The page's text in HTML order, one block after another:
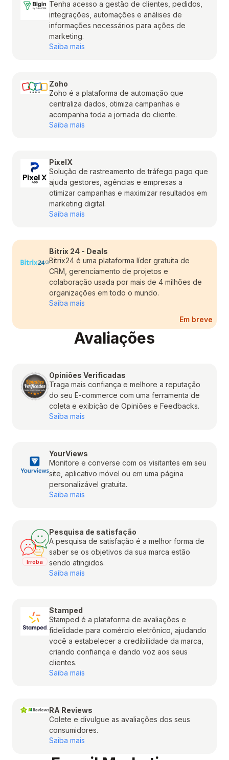
Tenha acesso a gestão de clientes, pedidos,
integrações, automações e análises de
informações necessários para ações de
marketing.
Saiba mais
Zoho
Zoho é a plataforma de automação que
centraliza dados, otimiza campanhas e
acompanha toda a jornada do cliente.
Saiba mais
PixelX
Solução de rastreamento de tráfego pago que
ajuda gestores, agências e empresas a
otimizar campanhas e maximizar resultados em
marketing digital.
Saiba mais
Bitrix 24 - Deals
Bitrix24 é uma plataforma líder gratuita de
CRM, gerenciamento de projetos e
colaboração usada por mais de 4 milhões de
organizações em todo o mundo.
Saiba mais
Avaliações
Opiniões Verificadas
Traga mais confiança e melhore a reputação
do seu E-commerce com uma ferramenta de
coleta e exibição de Opiniões e Feedbacks.
Saiba mais
YourViews
Monitore e converse com os visitantes em seu
site, aplicativo móvel ou em uma página
personalizável gratuita.
Saiba mais
Irroba
Pesquisa de satisfação
A pesquisa de satisfação é a melhor forma de
saber se os objetivos da sua marca estão
sendo atingidos.
Saiba mais
Stamped
Stamped é a plataforma de avaliações e
fidelidade para comércio eletrônico, ajudando
você a estabelecer a credibilidade da marca,
criando confiança e dando voz aos seus
clientes.
Saiba mais
RA Reviews
Colete e divulgue as avaliações dos seus
consumidores.
Saiba mais